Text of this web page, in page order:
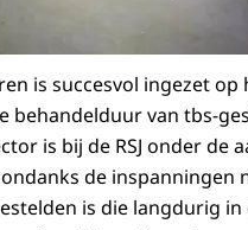
is succesvol ingezet op
behandelduur van tbs-
is bij de RSJ onder de
de inspanningen
is die langdurig in